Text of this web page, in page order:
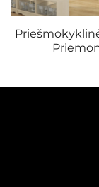
Atsisiųsti
Susisiekite